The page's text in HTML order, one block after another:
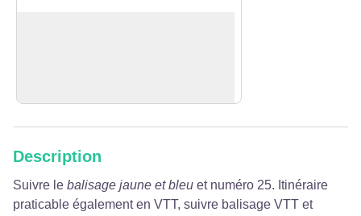
Description
Suivre le balisage jaune et bleu et numéro 25. Itinéraire
praticable également en VTT, suivre balisage VTT et